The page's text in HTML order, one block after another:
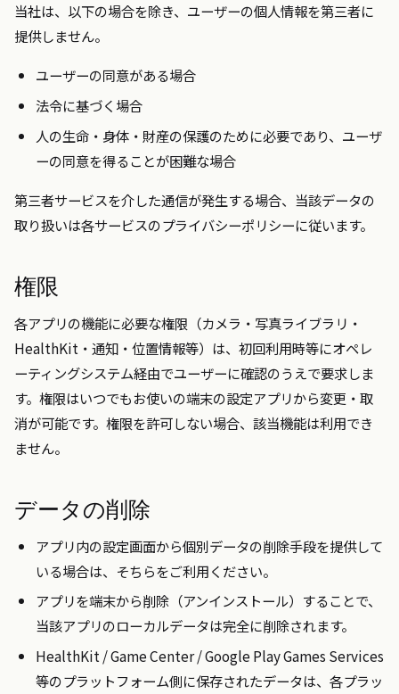
当社は、以下の場合を除き、ユーザーの個人情報を第三者に
提供しません。
ユーザーの同意がある場合
法令に基づく場合
人の生命・身体・財産の保護のために必要であり、ユーザ
ーの同意を得ることが困難な場合
第三者サービスを介した通信が発生する場合、当該データの
取り扱いは各サービスのプライバシーポリシーに従います。
権限
各アプリの機能に必要な権限（カメラ・写真ライブラリ・
HealthKit・通知・位置情報等）は、初回利用時等にオペレ
ーティングシステム経由でユーザーに確認のうえで要求しま
す。権限はいつでもお使いの端末の設定アプリから変更・取
消が可能です。権限を許可しない場合、該当機能は利用でき
ません。
データの削除
アプリ内の設定画面から個別データの削除手段を提供して
いる場合は、そちらをご利用ください。
アプリを端末から削除（アンインストール）することで、
当該アプリのローカルデータは完全に削除されます。
HealthKit / Game Center / Google Play Games Services
等のプラットフォーム側に保存されたデータは、各プラッ